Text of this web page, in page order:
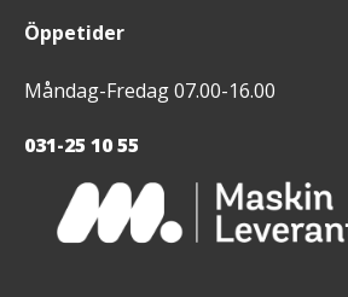
Öppetider
Måndag-Fredag 07.00-16.00
031-25 10 55